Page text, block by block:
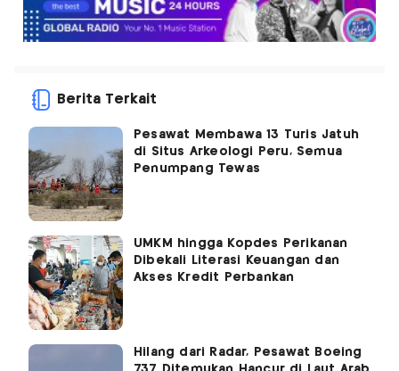
Berita Terkait
Pesawat Membawa 13 Turis Jatuh
di Situs Arkeologi Peru, Semua
Penumpang Tewas
UMKM hingga Kopdes Perikanan
Dibekali Literasi Keuangan dan
Akses Kredit Perbankan
Hilang dari Radar, Pesawat Boeing